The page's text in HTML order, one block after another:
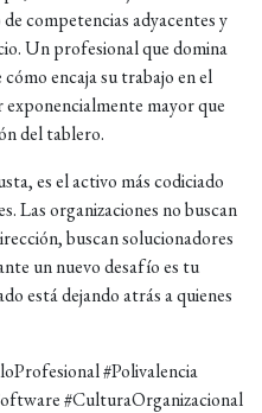
competencias adyacentes y
Un profesional que domina
encaja su trabajo en el
mayor que
del tablero.
es el activo más codiciado
Las organizaciones no buscan
buscan solucionadores
un nuevo desafío es tu
está dejando atrás a quienes
#Polivalencia
#CulturaOrganizacional